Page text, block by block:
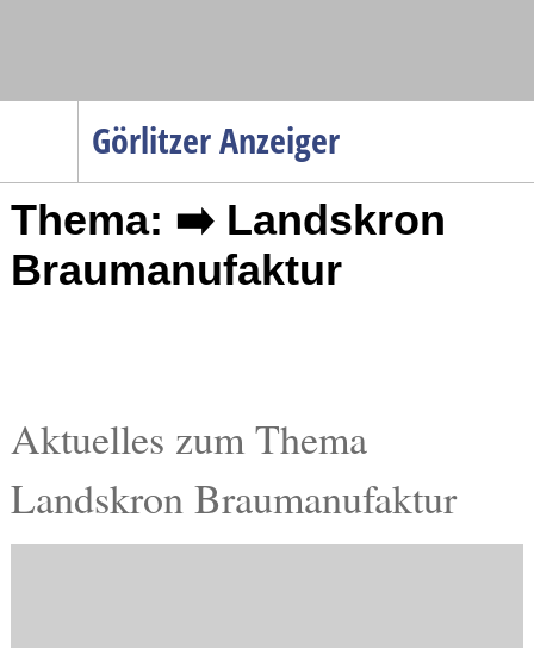
Görlitzer Anzeiger
Menüpunkte
Startseite
Gesellschaft
Gesundheit
Thema: ➡️ Landskron
Braumanufaktur
Aktuelles zum Thema
Landskron Braumanufaktur